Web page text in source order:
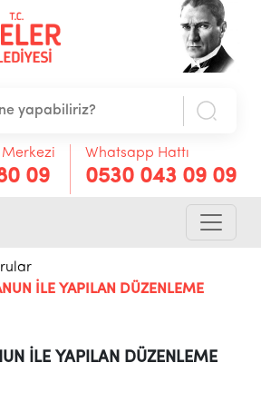
Merkezi
09
Whatsapp Hattı
0530 043 09 09
İLE YAPILAN DÜZENLEME
İLE YAPILAN DÜZENLEME